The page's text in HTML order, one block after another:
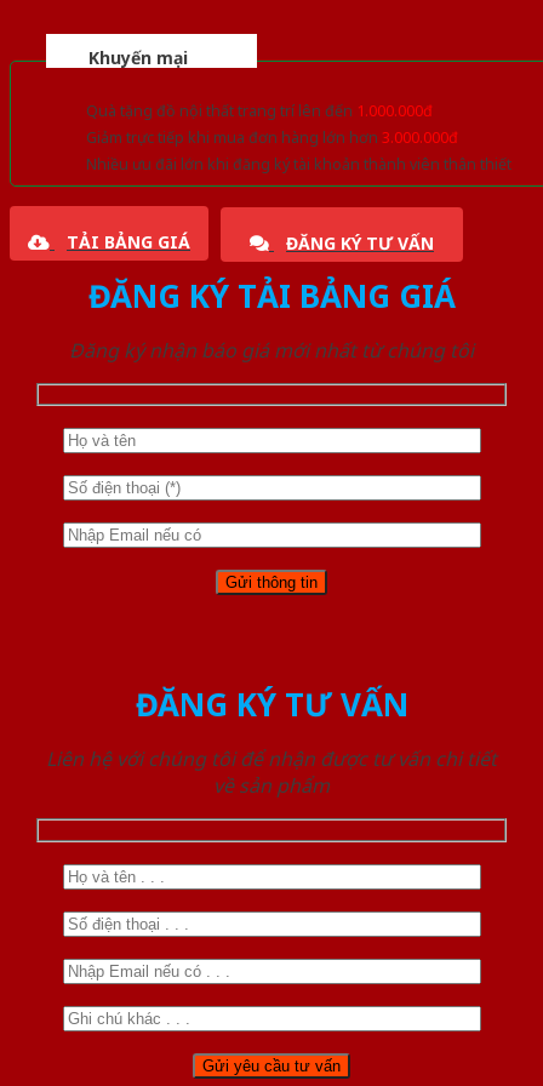
Khuyến mại
Quà tặng đồ nội thất trang trí lên đến 1.000.000đ
Giảm trực tiếp khi mua đơn hàng lớn hơn 3.000.000đ
Nhiều ưu đãi lớn khi đăng ký tài khoản thành viên thân thiết
TẢI BẢNG GIÁ ĐĂNG KÝ TƯ VẤN
ĐĂNG KÝ TẢI BẢNG GIÁ
Đăng ký nhận báo giá mới nhất từ chúng tôi
ĐĂNG KÝ TƯ VẤN
Liên hệ với chúng tôi để nhận được tư vấn chi tiết
về sản phẩm